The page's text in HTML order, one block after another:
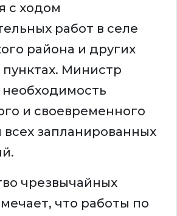
с ходом
работ в селе
района и других
Министр
и своевременного
запланированных
чрезвычайных
что работы по